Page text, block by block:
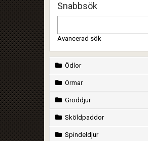
Snabbsök
Avancerad sök
Ödlor
Ormar
Groddjur
Sköldpaddor
Spindeldjur